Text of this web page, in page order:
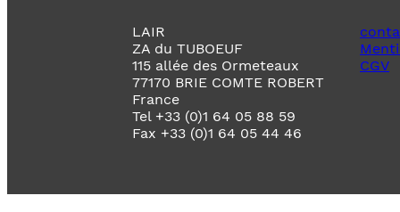
LAIR
ZA du TUBOEUF
115 allée des Ormeteaux
77170 BRIE COMTE ROBERT
France
Tel +33 (0)1 64 05 88 59
Fax +33 (0)1 64 05 44 46
CGV